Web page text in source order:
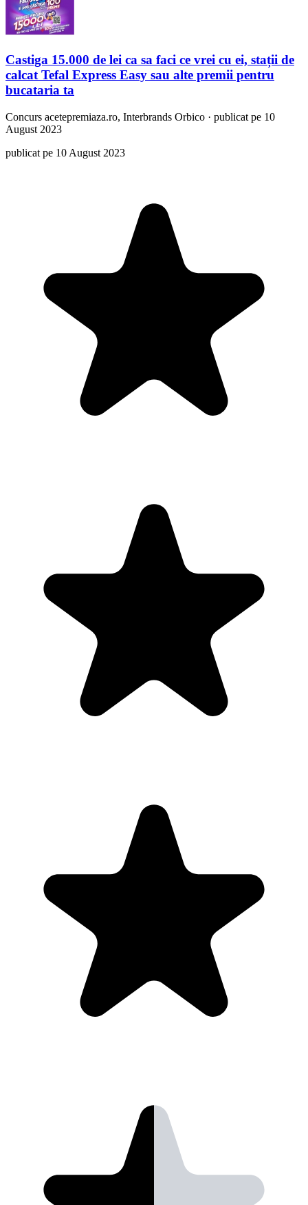
Castiga 15.000 de lei ca sa faci ce vrei cu ei, stații de
calcat Tefal Express Easy sau alte premii pentru
bucataria ta
Concurs acetepremiaza.ro, Interbrands Orbico · publicat pe 10
August 2023
publicat pe 10 August 2023